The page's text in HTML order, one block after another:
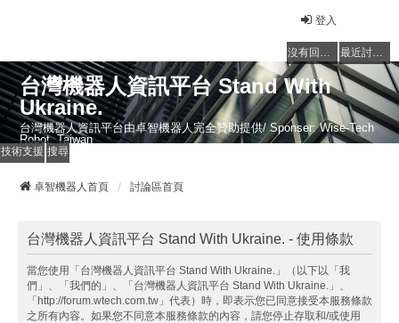
登入
沒有回覆的主題 最近討論的主題
台灣機器人資訊平台 Stand With
Ukraine.
台灣機器人資訊平台由卓智機器人完全贊助提供/ Sponser: Wise-Tech
Robot, Taiwan
技術支援 搜尋
卓智機器人首頁 討論區首頁
台灣機器人資訊平台 Stand With Ukraine. - 使用條款
當您使用「台灣機器人資訊平台 Stand With Ukraine.」（以下以「我
們」、「我們的」、「台灣機器人資訊平台 Stand With Ukraine.」、
「http://forum.wtech.com.tw」代表）時，即表示您已同意接受本服務條款
之所有內容。如果您不同意本服務條款的內容，請您停止存取和/或使用